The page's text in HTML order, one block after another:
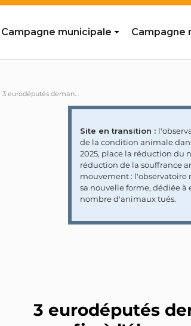
Campagne municipale Campagne
3 eurodéputés demandent à la Commission de mettre fin à l'élevage d'animaux à fourrure dans l'UE
Site en transition :
de la condition animale
2025, place la réduction
réduction de la souffrance
mouvement : l'observatoire
sa nouvelle forme, dédiée
nombre d'animaux tués.
3 eurodéputés